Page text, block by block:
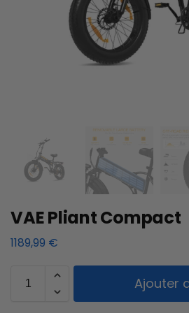
VAE Pliant Compact
1189,99 €
Ajouter